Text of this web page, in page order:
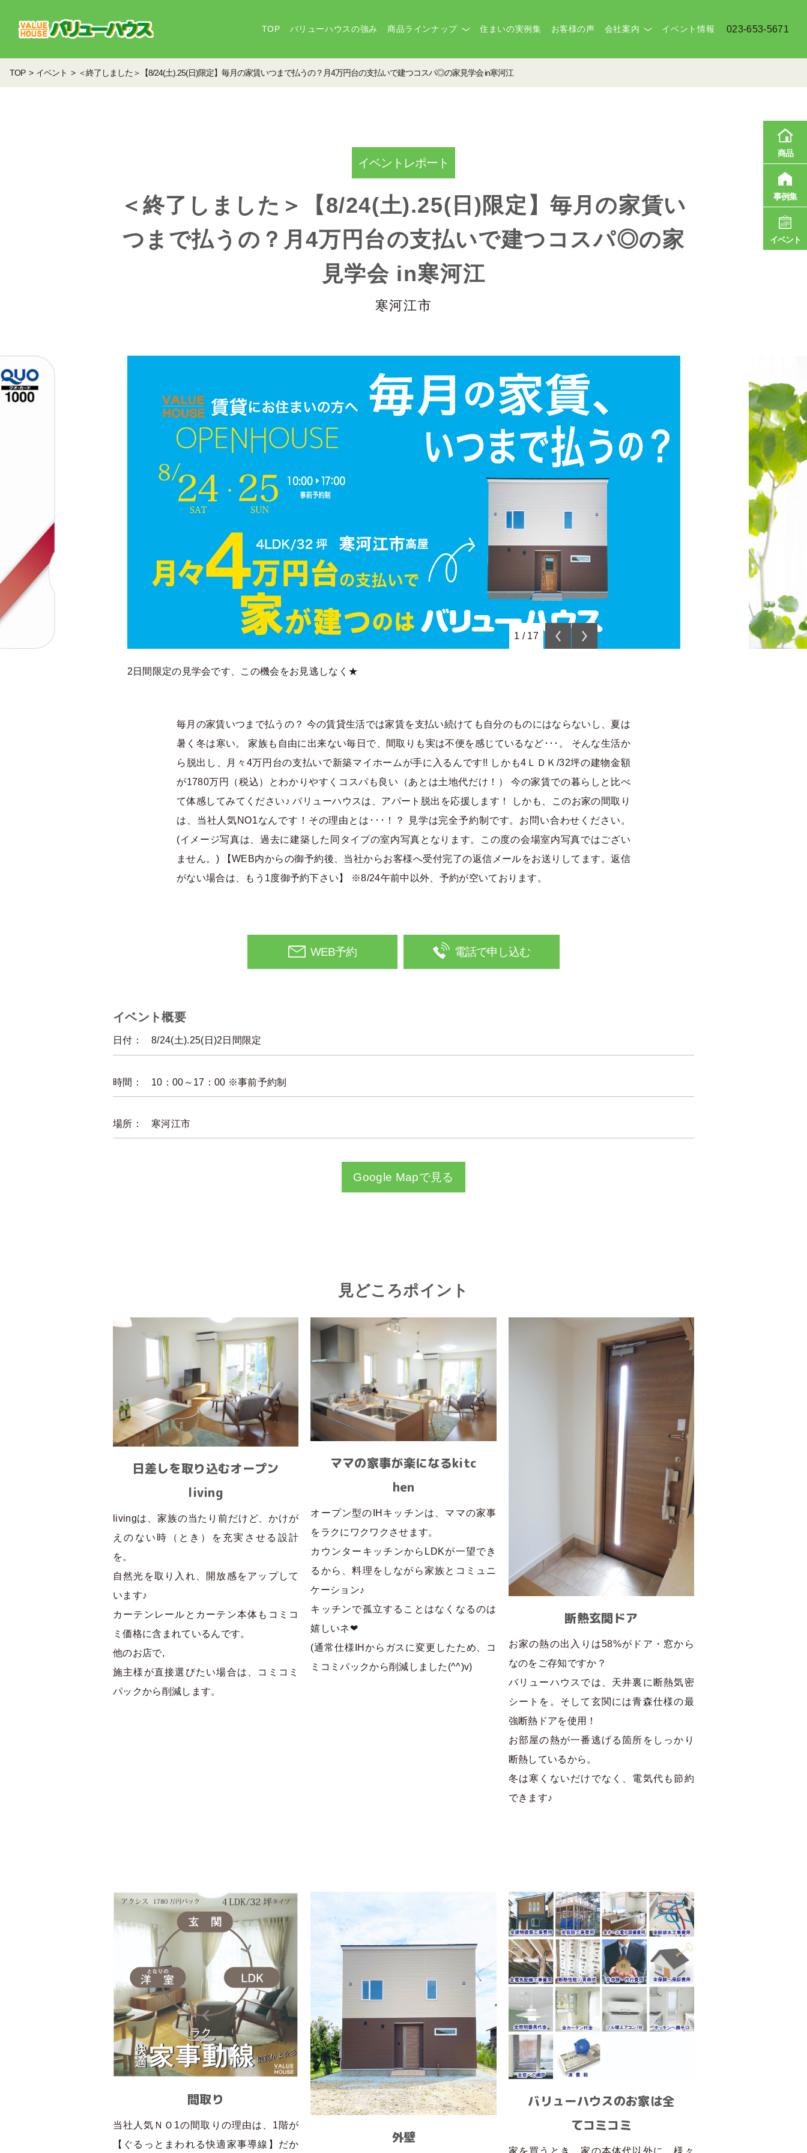
TOP バリューハウスの強み 商品ラインナップ 住まいの実例集 お客様の声 会社案内 イベント情報 023-653-5671
TOP イベント ＜終了しました＞【8/24(土).25(日)限定】毎月の家賃いつまで払うの？月4万円台の支払いで建つコスパ◎の家見学会 in寒河江
イベントレポート
＜終了しました＞【8/24(土).25(日)限定】毎月の家賃い
つまで払うの？月4万円台の支払いで建つコスパ◎の家
見学会 in寒河江
寒河江市
2日間限定の見学会です、この機会をお見逃しなく★
1 / 17
毎月の家賃いつまで払うの？ 今の賃貸生活では家賃を支払い続けても自分のものにはならないし、夏は
暑く冬は寒い。 家族も自由に出来ない毎日で、間取りも実は不便を感じているなど･･･。 そんな生活か
ら脱出し、月々4万円台の支払いで新築マイホームが手に入るんです!! しかも4ＬＤＫ/32坪の建物金額
が1780万円（税込）とわかりやすくコスパも良い（あとは土地代だけ！） 今の家賃での暮らしと比べ
て体感してみてください♪ バリューハウスは、アパート脱出を応援します！ しかも、このお家の間取り
は、当社人気NO1なんです！その理由とは･･･！？ 見学は完全予約制です。お問い合わせください。
(イメージ写真は、過去に建築した同タイプの室内写真となります。この度の会場室内写真ではござい
ません。) 【WEB内からの御予約後、当社からお客様へ受付完了の返信メールをお送りしてます。返信
がない場合は、もう1度御予約下さい】 ※8/24午前中以外、予約が空いております。
WEB予約 電話で申し込む
イベント概要
日付： 8/24(土).25(日)2日間限定
時間： 10：00～17：00 ※事前予約制
場所： 寒河江市
Google Mapで見る
見どころポイント
日差しを取り込むオープン
living
livingは、家族の当たり前だけど、かけが
えのない時（とき）を充実させる設計
を。
自然光を取り入れ、開放感をアップして
います♪
カーテンレールとカーテン本体もコミコ
ミ価格に含まれているんです。
他のお店で,
施主様が直接選びたい場合は、コミコミ
パックから削減します。
ママの家事が楽になるkitc
hen
オープン型のIHキッチンは、ママの家事
をラクにワクワクさせます。
カウンターキッチンからLDKが一望でき
るから、料理をしながら家族とコミュニ
ケーション♪
キッチンで孤立することはなくなるのは
嬉しいネ❤
(通常仕様IHからガスに変更したため、コ
ミコミパックから削減しました(^^)v)
断熱玄関ドア
お家の熱の出入りは58%がドア・窓から
なのをご存知ですか？
バリューハウスでは、天井裏に断熱気密
シートを。そして玄関には青森仕様の最
強断熱ドアを使用！
お部屋の熱が一番逃げる箇所をしっかり
断熱しているから。
冬は寒くないだけでなく、電気代も節約
できます♪
間取り
当社人気ＮＯ1の間取りの理由は、1階が
【ぐるっとまわれる快適家事導線】だか
外壁
バリューハウスのお家は全
てコミコミ
家を買うとき、家の本体代以外に、様々
商品
事例集
イベント